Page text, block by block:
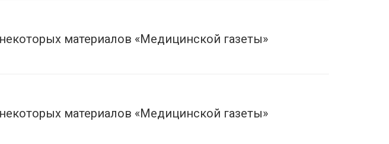
материалов «Медицинской газеты»
материалов «Медицинской газеты»